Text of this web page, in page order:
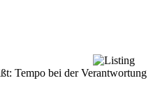
Tempo bei der Verantwortung